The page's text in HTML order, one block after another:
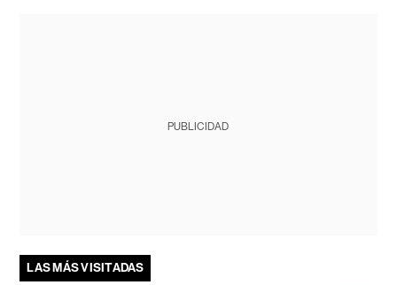
PUBLICIDAD
LAS MÁS VISITADAS